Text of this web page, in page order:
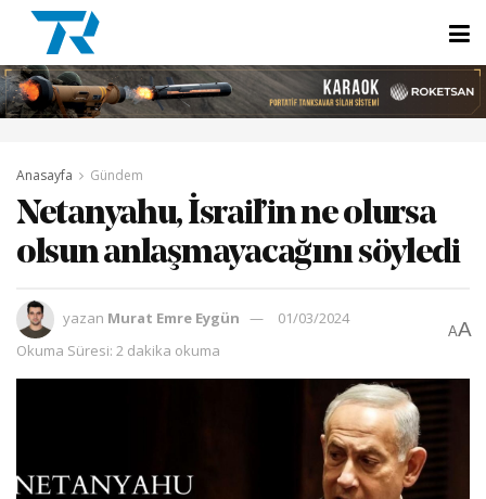
Anasayfa Gündem
Netanyahu, İsrail’in ne olursa
olsun anlaşmayacağını söyledi
yazan Murat Emre Eygün
01/03/2024
Okuma Süresi: 2 dakika okuma
AA